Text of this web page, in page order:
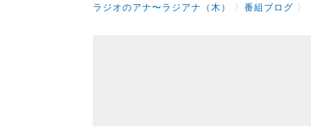
ラジオのアナ〜ラジアナ（木） 〉 番組ブログ 〉